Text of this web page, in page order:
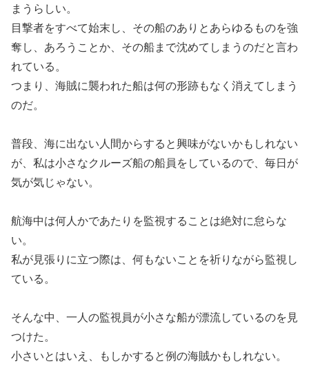
まうらしい。
目撃者をすべて始末し、その船のありとあらゆるものを強
奪し、あろうことか、その船まで沈めてしまうのだと言わ
れている。
つまり、海賊に襲われた船は何の形跡もなく消えてしまう
のだ。
普段、海に出ない人間からすると興味がないかもしれない
が、私は小さなクルーズ船の船員をしているので、毎日が
気が気じゃない。
航海中は何人かであたりを監視することは絶対に怠らな
い。
私が見張りに立つ際は、何もないことを祈りながら監視し
ている。
そんな中、一人の監視員が小さな船が漂流しているのを見
つけた。
小さいとはいえ、もしかすると例の海賊かもしれない。